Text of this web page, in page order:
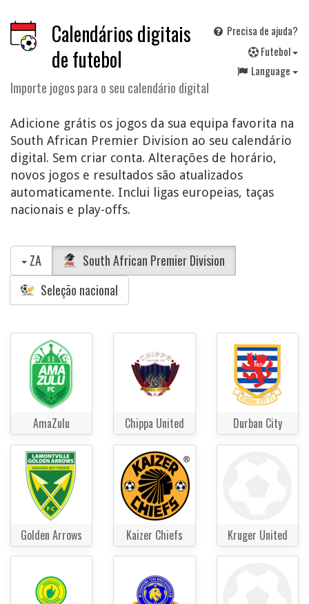
Calendários digitais
de futebol
Importe jogos para o seu calendário digital
Precisa de ajuda?
Futebol
Language
Adicione grátis os jogos da sua equipa favorita na
South African Premier Division ao seu calendário
digital. Sem criar conta. Alterações de horário,
novos jogos e resultados são atualizados
automaticamente. Inclui ligas europeias, taças
nacionais e play-offs.
ZA
South African Premier Division
Seleção nacional
AmaZulu Chippa United Durban City
Golden Arrows Kaizer Chiefs Kruger United